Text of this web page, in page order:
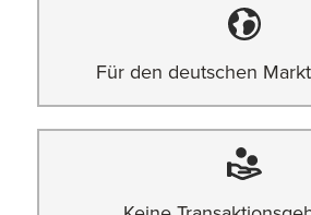
Für den deutschen